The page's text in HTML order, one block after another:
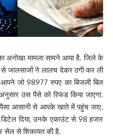
अनोखा मामला सामने आया है. जिले के
से जालसाजों ने लालच देकर ठगी कर ली
जो 98977 रुपए का बिजली बिल
उस पैसे को रिफंड किया जाएगा.
पैसा आसानी से आपके खाते में पहुंच जाए.
दिया, उनके एकाउंट से 98 हजार
सेल से शिकायत की है.